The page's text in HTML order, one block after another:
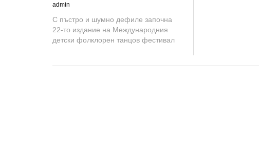
2
5
,
1
admin
С пъстро и шумно дефиле започна
22-то издание на Международния
детски фолклорен танцов фестивал